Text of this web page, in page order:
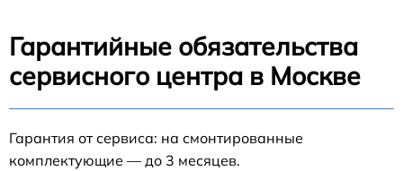
Гарантийные обязательства
сервисного центра в Москве
Гарантия от сервиса: на смонтированные
комплектующие — до 3 месяцев.